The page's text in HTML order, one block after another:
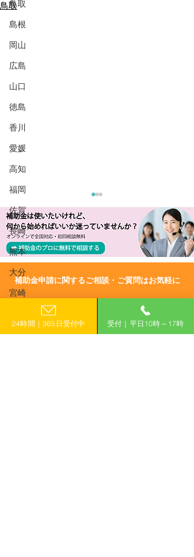
鳥取
島根
岡山
広島
山口
徳島
香川
愛媛
高知
福岡
佐賀
長崎
熊本
大分
宮崎
沖縄
鳥取
ローン活用による経営力
強化・災害対応連携強化
事業補助金
​補助金申請に関するご相談・ご質問はお気軽に
お電話でのお問い合わせ
0120-399-121
24時間｜365日受付中 受付｜平日10時～17時